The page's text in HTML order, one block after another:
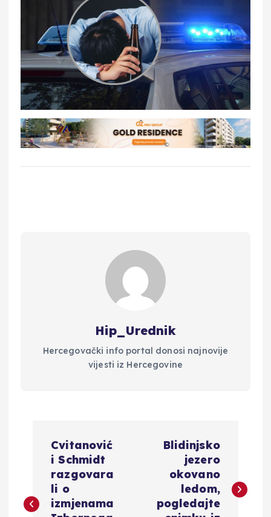
Hip_Urednik
Hercegovački info portal donosi najnovije
vijesti iz Hercegovine
v
Cvitanović
i Schmidt
razgovara
li o
izmjenama
Blidinjsko
jezero
okovano
ledom,
pogledajte